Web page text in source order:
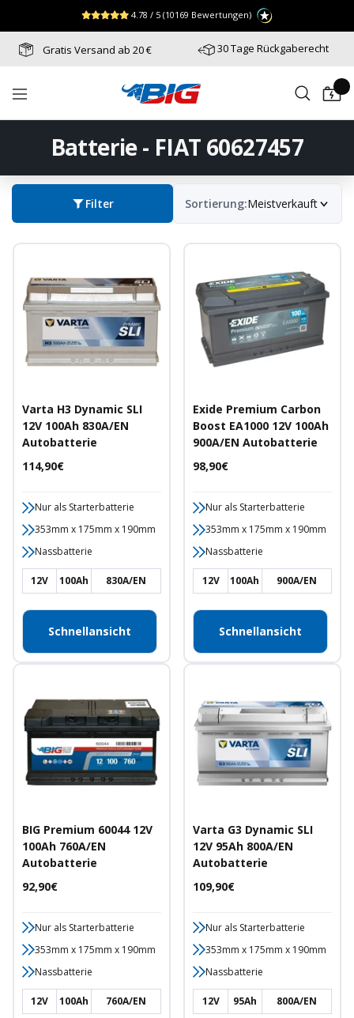
Zum Menü springen
Fußzeile springen
Barrierefreiheits-Widget öffnen
Inhalt
4.78 / 5 (10169 Bewertungen)
Gratis Versand ab 20 € 30 Tage Rückgaberecht
Navigation
Batterie-
Batterie - FIAT 60627457
Filter Sortierung:Meistverkauft
Varta H3 Dynamic SLI
12V 100Ah 830A/EN
Autobatterie
Angebotspreis
114,90€
Nur als Starterbatterie
353mm x 175mm x 190mm
Nassbatterie
12V 100Ah 830A/EN
Schnellansicht
Exide Premium Carbon
Boost EA1000 12V 100Ah
900A/EN Autobatterie
Angebotspreis
98,90€
Nur als Starterbatterie
353mm x 175mm x 190mm
Nassbatterie
12V 100Ah 900A/EN
Schnellansicht
BIG Premium 60044 12V
100Ah 760A/EN
Autobatterie
Angebotspreis
92,90€
Nur als Starterbatterie
353mm x 175mm x 190mm
Nassbatterie
12V 100Ah 760A/EN
Varta G3 Dynamic SLI
12V 95Ah 800A/EN
Autobatterie
Angebotspreis
109,90€
Nur als Starterbatterie
353mm x 175mm x 190mm
Nassbatterie
12V 95Ah 800A/EN